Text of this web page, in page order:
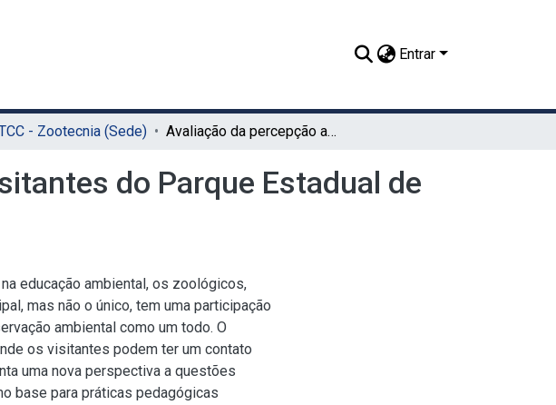
Entrar
- Zootecnia (Sede) Avaliação da percepção ambiental dos visitantes do Parque Estadual de Dois Irmãos (PEDI - PE)
do Parque Estadual de
educação ambiental, os zoológicos,
mas não o único, tem uma participação
ambiental como um todo. O
os visitantes podem ter um contato
uma nova perspectiva a questões
base para práticas pedagógicas